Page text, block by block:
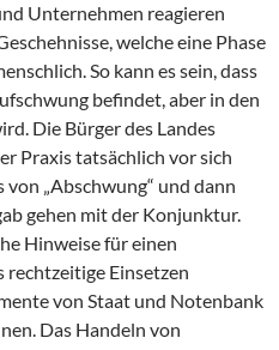
Unternehmen reagieren
welche eine Phase
So kann es sein, dass
befindet, aber in den
Die Bürger des Landes
Praxis tatsächlich vor sich
„Abschwung“ und dann
gehen mit der Konjunktur.
Hinweise für einen
rechtzeitige Einsetzen
von Staat und Notenbank
Das Handeln von